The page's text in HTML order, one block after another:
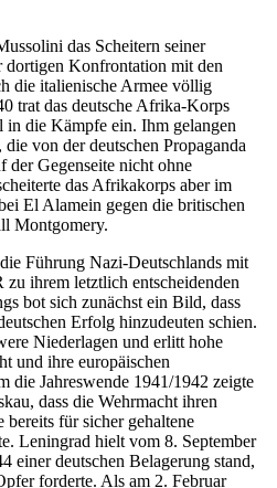
das Scheitern seiner
dortigen Konfrontation mit den
die italienische Armee völlig
trat das deutsche Afrika-Korps
in die Kämpfe ein. Ihm gelangen
von der deutschen Propaganda
der Gegenseite nicht ohne
das Afrikakorps aber im
El Alamein gegen die britischen
Montgomery.
Führung Nazi-Deutschlands mit
ihrem letztlich entscheidenden
bot sich zunächst ein Bild, dass
Erfolg hinzudeuten schien.
Niederlagen und erlitt hohe
und ihre europäischen
die Jahreswende 1941/1942 zeigte
dass die Wehrmacht ihren
für sicher gehaltene
Leningrad hielt vom 8. September
einer deutschen Belagerung stand,
forderte. Als am 2. Februar